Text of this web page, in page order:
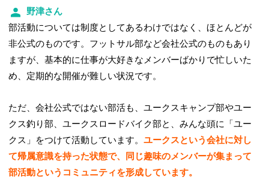
野津さん
部活動については制度としてあるわけではなく、ほとんどが
非公式のものです。フットサル部など会社公式のものもあり
ますが、基本的に仕事が大好きなメンバーばかりで忙しいた
め、定期的な開催が難しい状況です。
ただ、会社公式ではない部活も、ユークスキャンプ部やユー
クス釣り部、ユークスロードバイク部と、みんな頭に「ユー
クス」をつけて活動しています。ユークスという会社に対し
て帰属意識を持った状態で、同じ趣味のメンバーが集まって
部活動というコミュニティを形成しています。